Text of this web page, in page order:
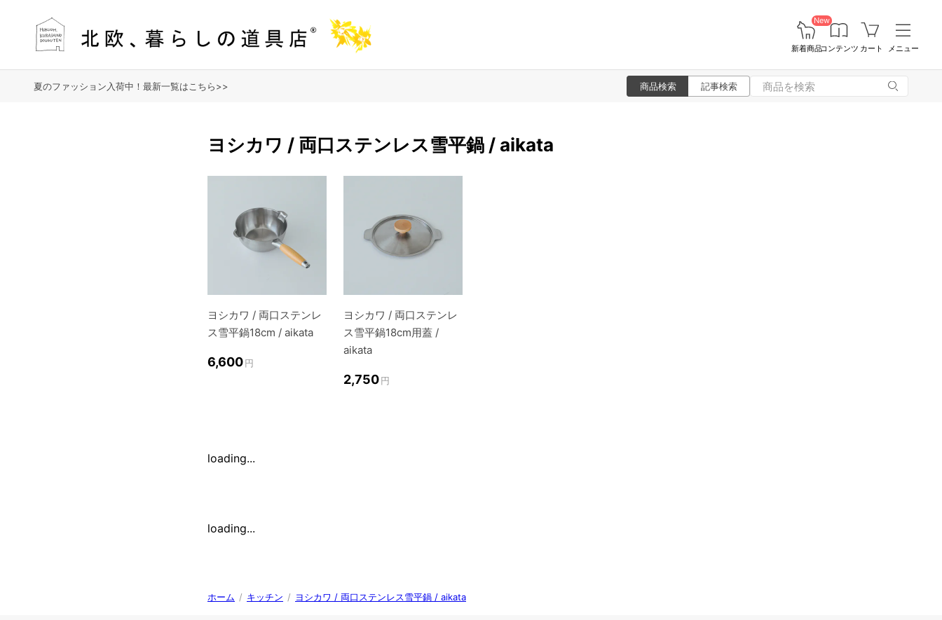
New
新着商品コンテンツ カート メニュー
夏のファッション入荷中！最新一覧はこちら>> 商品検索 記事検索
ヨシカワ / 両口ステンレス雪平鍋 / aikata
ヨシカワ / 両口ステンレ
ス雪平鍋18cm / aikata
6,600円
ヨシカワ / 両口ステンレ
ス雪平鍋18cm用蓋 /
aikata
2,750円
loading...
loading...
ホーム / キッチン / ヨシカワ / 両口ステンレス雪平鍋 / aikata